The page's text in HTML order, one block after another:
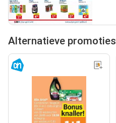
Alternatieve promoties